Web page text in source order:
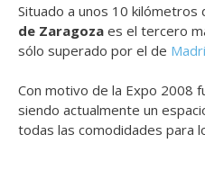
Situado a unos 10 kilómetros
de Zaragoza es el tercero
sólo superado por el de
Con motivo de la Expo 2008
siendo actualmente un
todas las comodidades para